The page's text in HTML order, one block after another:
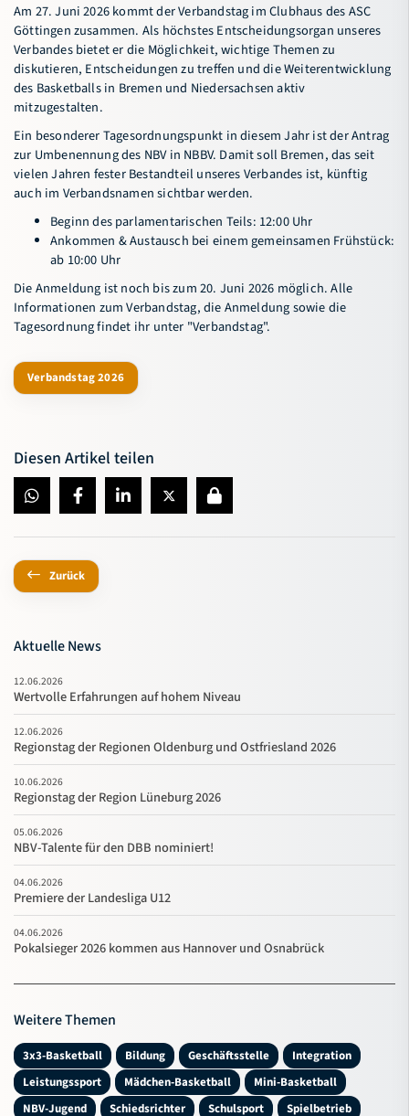
Am 27. Juni 2026 kommt der Verbandstag im Clubhaus des ASC
Göttingen zusammen. Als höchstes Entscheidungsorgan unseres
Verbandes bietet er die Möglichkeit, wichtige Themen zu
diskutieren, Entscheidungen zu treffen und die Weiterentwicklung
des Basketballs in Bremen und Niedersachsen aktiv
mitzugestalten.
Ein besonderer Tagesordnungspunkt in diesem Jahr ist der Antrag
zur Umbenennung des NBV in NBBV. Damit soll Bremen, das seit
vielen Jahren fester Bestandteil unseres Verbandes ist, künftig
auch im Verbandsnamen sichtbar werden.
Beginn des parlamentarischen Teils: 12:00 Uhr
Ankommen & Austausch bei einem gemeinsamen Frühstück:
ab 10:00 Uhr
Die Anmeldung ist noch bis zum 20. Juni 2026 möglich. Alle
Informationen zum Verbandstag, die Anmeldung sowie die
Tagesordnung findet ihr unter "Verbandstag".
Verbandstag 2026
Diesen Artikel teilen
Zurück
Aktuelle News
12.06.2026
Wertvolle Erfahrungen auf hohem Niveau
12.06.2026
Regionstag der Regionen Oldenburg und Ostfriesland 2026
10.06.2026
Regionstag der Region Lüneburg 2026
05.06.2026
NBV-Talente für den DBB nominiert!
04.06.2026
Premiere der Landesliga U12
04.06.2026
Pokalsieger 2026 kommen aus Hannover und Osnabrück
Weitere Themen
3x3-Basketball Bildung Geschäftsstelle
Integration
Leistungssport
Mädchen-Basketball
Mini-Basketball
NBV-Jugend
Schiedsrichter Schulsport Spielbetrieb